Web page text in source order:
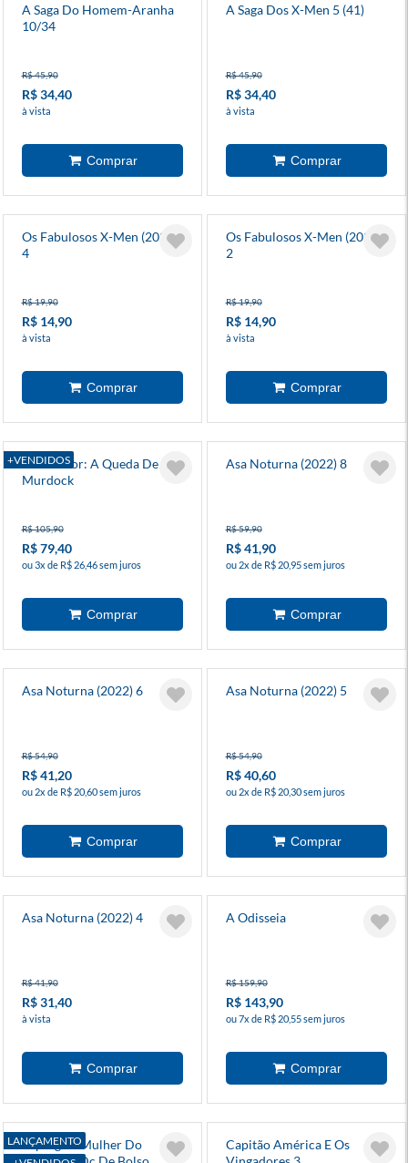
A Saga Do Homem-Aranha
10/34
R$ 45,90
R$ 34,40
à vista
A Saga Dos X-Men 5 (41)
R$ 45,90
R$ 34,40
à vista
Os Fabulosos X-Men (2025)
4
R$ 19,90
R$ 14,90
à vista
Os Fabulosos X-Men (2025)
2
R$ 19,90
R$ 14,90
à vista
+VENDIDOS
Demolidor: A Queda De
Murdock
R$ 105,90
R$ 79,40
ou 3x de R$ 26,46 sem juros
Asa Noturna (2022) 8
R$ 59,90
R$ 41,90
ou 2x de R$ 20,95 sem juros
Asa Noturna (2022) 6
R$ 54,90
R$ 41,20
ou 2x de R$ 20,60 sem juros
Asa Noturna (2022) 5
R$ 54,90
R$ 40,60
ou 2x de R$ 20,30 sem juros
Asa Noturna (2022) 4
R$ 41,90
R$ 31,40
à vista
A Odisseia
R$ 159,90
R$ 143,90
ou 7x de R$ 20,55 sem juros
LANÇAMENTO
Supergirl: Mulher Do
Capitão América E Os